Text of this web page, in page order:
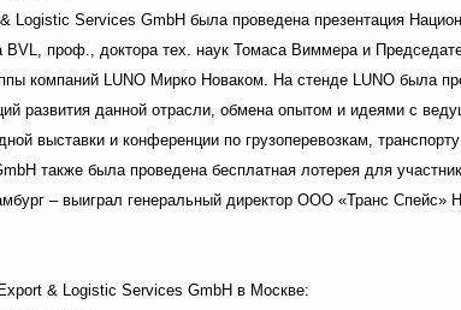
Logistic Services GmbH была проведена презентация
BVL, проф., доктора тех. наук Томаса Виммера и
компаний LUNO Мирко Новаком. На стенде LUNO была
развития данной отрасли, обмена опытом и идеями с
выставки и конференции по грузоперевозкам,
также была проведена бесплатная лотерея для
– выиграл генеральный директор ООО «Транс
& Logistic Services GmbH в Москве: